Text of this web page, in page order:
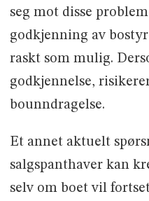
seg mot disse
godkjenning av
raskt som mulig.
godkjennelse,
bounndragelse.
Et annet aktuelt
salgspanthaver kan
selv om boet vil